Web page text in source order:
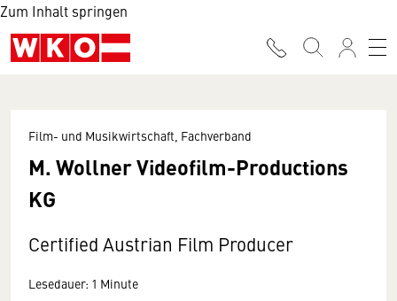
Zum Inhalt springen
Film- und Musikwirtschaft, Fachverband
M. Wollner Videofilm-Productions
KG
Certified Austrian Film Producer
Lesedauer: 1 Minute